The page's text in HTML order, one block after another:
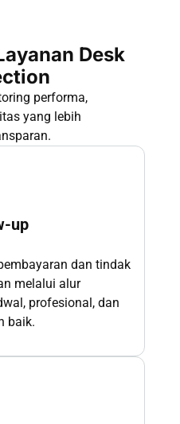
Desk
performa,
yang lebih
up
dan tindak
melalui alur
profesional, dan
baik.